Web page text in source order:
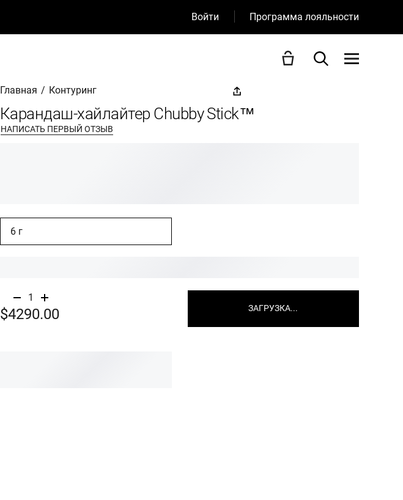
Программа лояльности
Войти
Главная / Контуринг
Карандаш-хайлайтер Chubby Stick™
НАПИСАТЬ ПЕРВЫЙ ОТЗЫВ
6 г
1
ЗАГРУЗКА...
$4290.00